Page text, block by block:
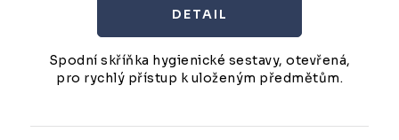
Spodní skříňka hygienické sestavy, otevřená,
pro rychlý přístup k uloženým předmětům.